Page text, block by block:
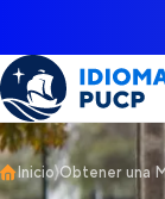
Inicio Obtener una